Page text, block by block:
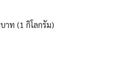
าท (1 กิโลกรัม)